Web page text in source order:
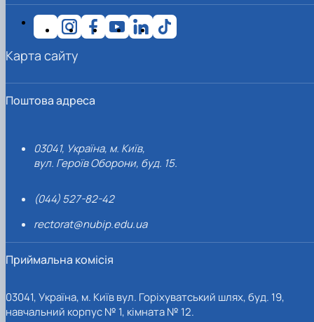
Поштова адреса
03041, Україна, м. Київ,
вул. Героїв Оборони, буд. 15.
(044) 527-82-42
rectorat@nubip.edu.ua
Приймальна комісія
03041, Україна, м. Київ вул. Горіхуватський шлях, буд. 19,
навчальний корпус № 1, кімната № 12.
Карта сайту